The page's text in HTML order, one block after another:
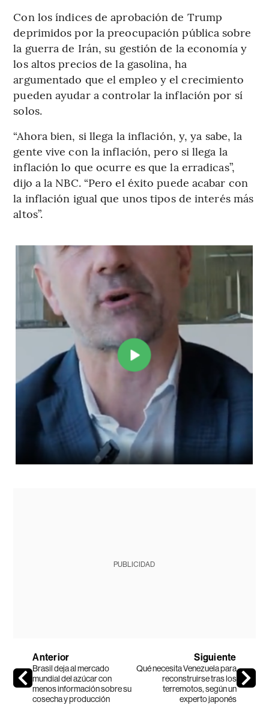
Con los índices de aprobación de Trump
deprimidos por la preocupación pública sobre
la guerra de Irán, su gestión de la economía y
los altos precios de la gasolina, ha
argumentado que el empleo y el crecimiento
pueden ayudar a controlar la inflación por sí
solos.
“Ahora bien, si llega la inflación, y, ya sabe, la
gente vive con la inflación, pero si llega la
inflación lo que ocurre es que la erradicas”,
dijo a la NBC. “Pero el éxito puede acabar con
la inflación igual que unos tipos de interés más
altos”.
PUBLICIDAD
Anterior
Brasil deja al mercado
mundial del azúcar con
menos información sobre su
cosecha y producción
Siguiente
Qué necesita Venezuela para
reconstruirse tras los
terremotos, según un
experto japonés